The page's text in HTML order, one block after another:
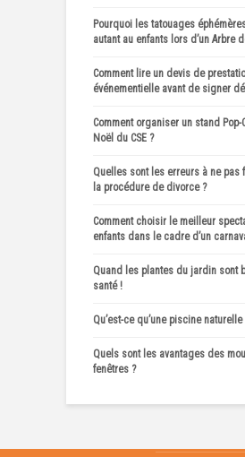
Pourquoi les tatouages
autant au enfants lors d’un Arbre
Comment lire un devis de
événementielle avant de signer
Comment organiser un stand Pop-
Noël du CSE ?
Quelles sont les erreurs à ne pas
la procédure de divorce ?
Comment choisir le meilleur
enfants dans le cadre d’un
Quand les plantes du jardin sont
santé !
Qu’est-ce qu’une piscine naturelle
Quels sont les avantages des
fenêtres ?